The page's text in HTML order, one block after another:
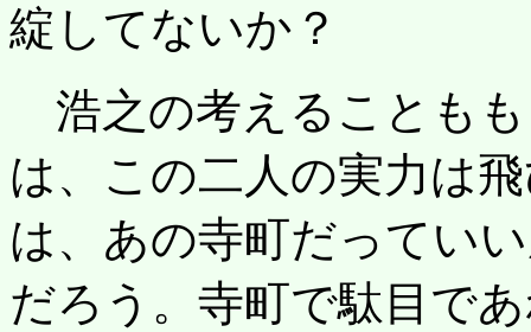
綻してないか？
浩之の考えることも
は、この二人の実力は
は、あの寺町だってい
だろう。寺町で駄目で